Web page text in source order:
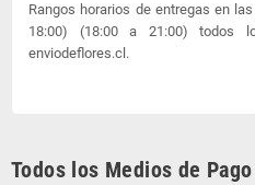
Rangos horarios de entregas en
18:00) (18:00 a 21:00) todos
enviodeflores.cl.
Todos los Medios de